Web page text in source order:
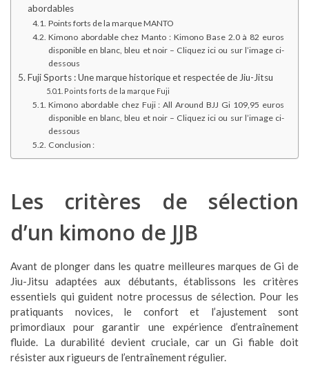
abordables
Points forts de la marque MANTO
Kimono abordable chez Manto : Kimono Base 2.0 à 82 euros
disponible en blanc, bleu et noir – Cliquez ici ou sur l’image ci-
dessous
Fuji Sports : Une marque historique et respectée de Jiu-Jitsu
Points forts de la marque Fuji
Kimono abordable chez Fuji : All Around BJJ Gi 109,95 euros
disponible en blanc, bleu et noir – Cliquez ici ou sur l’image ci-
dessous
Conclusion :
Les critères de sélection
d’un kimono de JJB
Avant de plonger dans les quatre meilleures marques de Gi de
Jiu-Jitsu adaptées aux débutants, établissons les critères
essentiels qui guident notre processus de sélection. Pour les
pratiquants novices, le confort et l’ajustement sont
primordiaux pour garantir une expérience d’entraînement
fluide. La durabilité devient cruciale, car un Gi fiable doit
résister aux rigueurs de l’entraînement régulier.